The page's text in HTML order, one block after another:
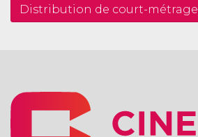
Distribution de court-métrage